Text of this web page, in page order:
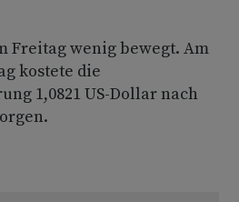
Freitag wenig bewegt. Am
kostete die
1,0821 US-Dollar nach